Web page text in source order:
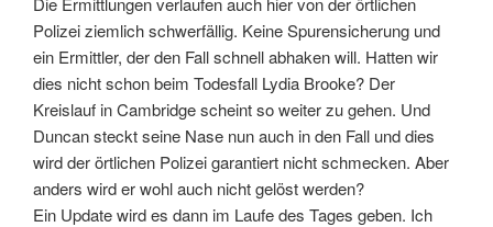
Polizei ziemlich schwerfällig. Keine Spurensicherung und
ein Ermittler, der den Fall schnell abhaken will. Hatten wir
dies nicht schon beim Todesfall Lydia Brooke? Der
Kreislauf in Cambridge scheint so weiter zu gehen. Und
Duncan steckt seine Nase nun auch in den Fall und dies
wird der örtlichen Polizei garantiert nicht schmecken. Aber
anders wird er wohl auch nicht gelöst werden?
Ein Update wird es dann im Laufe des Tages geben. Ich